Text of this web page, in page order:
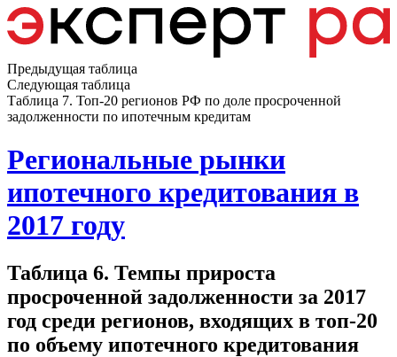
Предыдущая таблица
Следующая таблица
Таблица 7. Топ-20 регионов РФ по доле просроченной
задолженности по ипотечным кредитам
Региональные рынки
ипотечного кредитования в
2017 году
Таблица 6. Темпы прироста
просроченной задолженности за 2017
год среди регионов, входящих в топ-20
по объему ипотечного кредитования